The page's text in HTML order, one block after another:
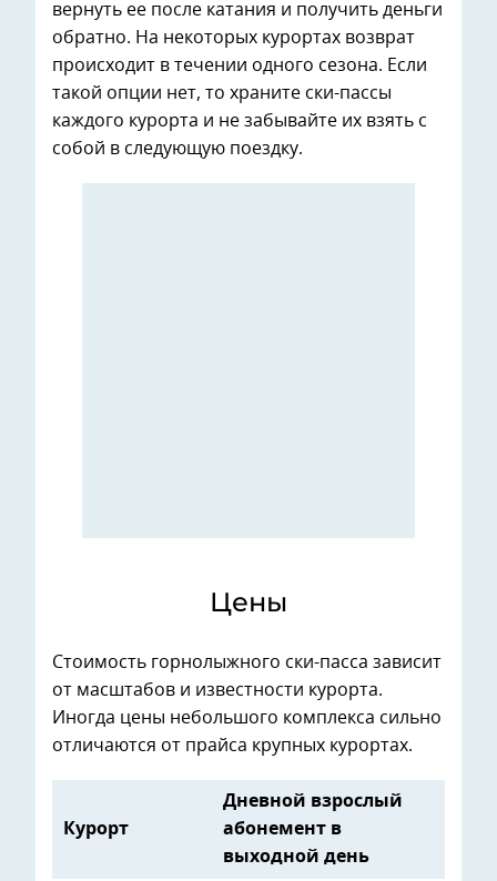
вернуть ее после катания и получить деньги
обратно. На некоторых курортах возврат
происходит в течении одного сезона. Если
такой опции нет, то храните ски-пассы
каждого курорта и не забывайте их взять с
собой в следующую поездку.
Цены
Стоимость горнолыжного ски-пасса зависит
от масштабов и известности курорта.
Иногда цены небольшого комплекса сильно
отличаются от прайса крупных курортах.
Курорт
Дневной взрослый
абонемент в
выходной день